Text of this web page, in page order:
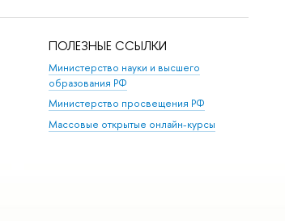
ПОЛЕЗНЫЕ ССЫЛКИ
Министерство науки и высшего
образования РФ
Министерство просвещения РФ
Массовые открытые онлайн-курсы